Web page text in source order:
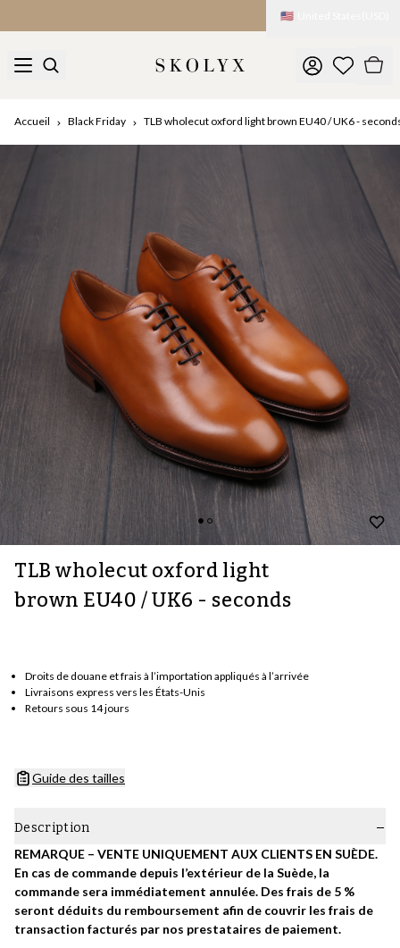
🇺🇸
Accueil Black Friday TLB wholecut oxford light brown EU40 / UK6 -
TLB wholecut oxford light
brown EU40 / UK6 - seconds
Droits de douane et frais à l’importation appliqués à l’arrivée
Livraisons express vers les États-Unis
Retours sous 14 jours
Guide des tailles
Description
REMARQUE – VENTE UNIQUEMENT AUX CLIENTS EN SUÈDE.
En cas de commande depuis l’extérieur de la Suède, la
commande sera immédiatement annulée. Des frais de 5 %
seront déduits du remboursement afin de couvrir les frais de
transaction facturés par nos prestataires de paiement.